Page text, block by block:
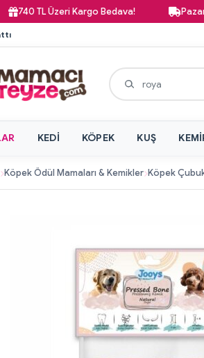
TL Üzeri Kargo Bedava! Pazar
KEDI KÖPEK KUŞ
Köpek Ödül Mamaları & Kemikler Köpek